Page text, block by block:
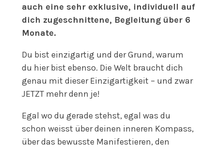
auch eine sehr exklusive, individuell auf
dich zugeschnittene, Begleitung über 6
Monate.
Du bist einzigartig und der Grund, warum
du hier bist ebenso. Die Welt braucht dich
genau mit dieser Einzigartigkeit – und zwar
JETZT mehr denn je!
Egal wo du gerade stehst, egal was du
schon weisst über deinen inneren Kompass,
über das bewusste Manifestieren, den